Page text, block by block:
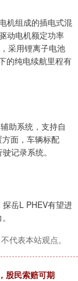
机组成的插电式混
动电机额定功率
采用锂离子电池
的纯电续航里程有
助系统，支持自
面，车辆标配
记录系统。
岳L PHEV有望进
代表本站观点。
股民索赔可期